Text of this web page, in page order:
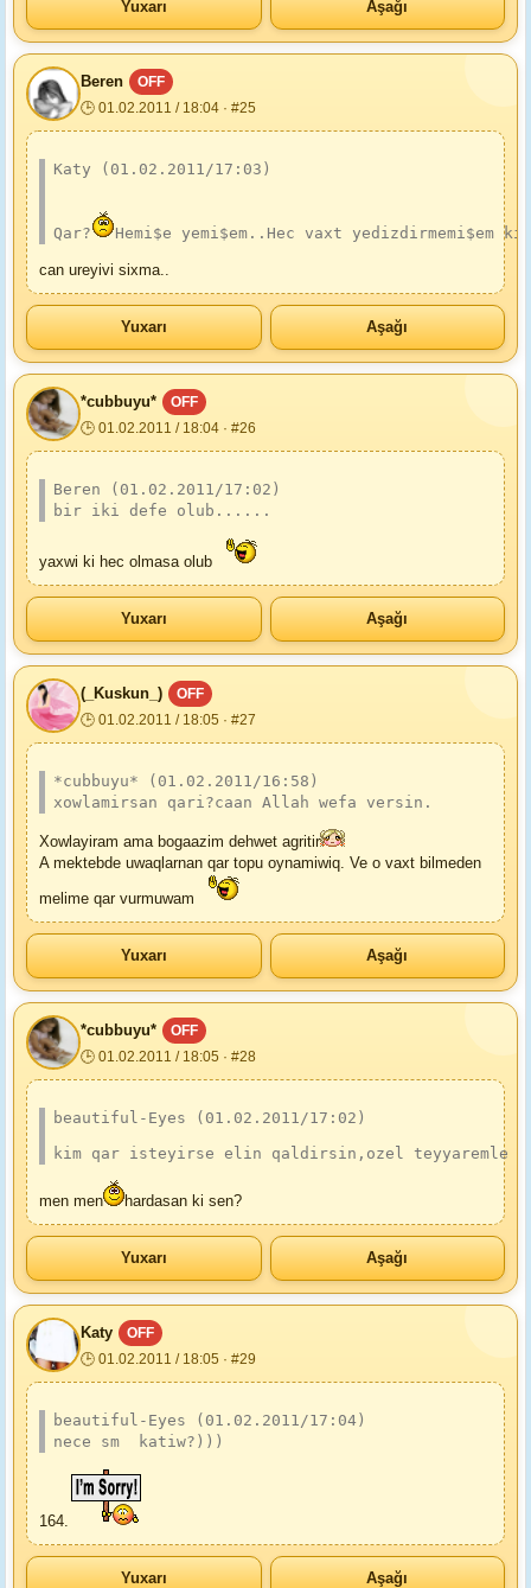
Yuxarı Aşağı
Beren
OFF
🕒 01.02.2011 / 18:04 · #25
Katy (01.02.2011/17:03)
Qar? Hemi$e yemi$em..Hec vaxt yedizdirmemi$em
can ureyivi sixma..
Yuxarı Aşağı
*cubbuyu*
OFF
🕒 01.02.2011 / 18:04 · #26
Beren (01.02.2011/17:02)
bir iki defe olub......
yaxwi ki hec olmasa olub
Yuxarı Aşağı
(_Kuskun_)
OFF
🕒 01.02.2011 / 18:05 · #27
*cubbuyu* (01.02.2011/16:58)
xowlamirsan qari?caan Allah wefa versin.
Xowlayiram ama bogaazim dehwet agritir
A mektebde uwaqlarnan qar topu oynamiwiq. Ve o vaxt bilmeden
melime qar vurmuwam
Yuxarı Aşağı
*cubbuyu*
OFF
🕒 01.02.2011 / 18:05 · #28
beautiful-Eyes (01.02.2011/17:02)
kim qar isteyirse elin qaldirsin,ozel teyyaremle
men men hardasan ki sen?
Yuxarı Aşağı
Katy
OFF
🕒 01.02.2011 / 18:05 · #29
beautiful-Eyes (01.02.2011/17:04)
nece sm  katiw?)))
164.
Yuxarı Aşağı